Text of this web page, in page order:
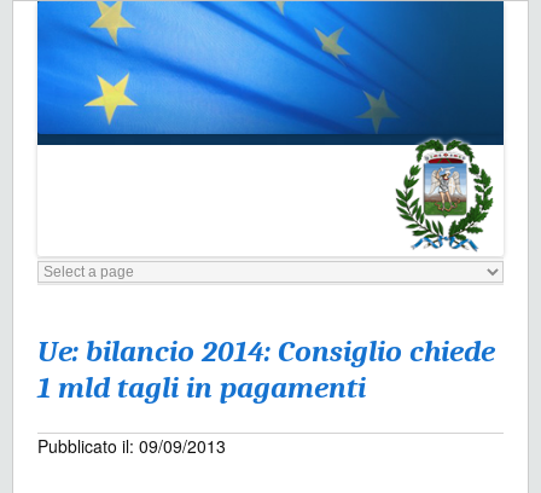
Ue: bilancio 2014: Consiglio chiede
1 mld tagli in pagamenti
Pubblicato il: 09/09/2013